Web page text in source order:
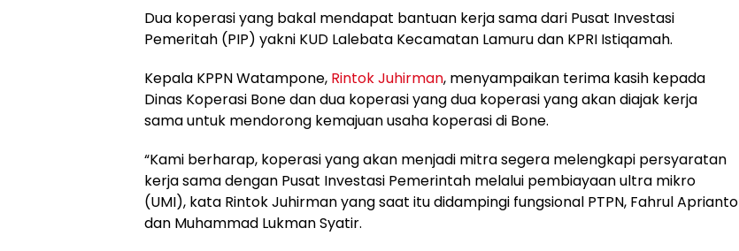
Dua koperasi yang bakal mendapat bantuan kerja sama dari Pusat Investasi
Pemeritah (PIP) yakni KUD Lalebata Kecamatan Lamuru dan KPRI Istiqamah.
Kepala KPPN Watampone, Rintok Juhirman, menyampaikan terima kasih kepada
Dinas Koperasi Bone dan dua koperasi yang dua koperasi yang akan diajak kerja
sama untuk mendorong kemajuan usaha koperasi di Bone.
“Kami berharap, koperasi yang akan menjadi mitra segera melengkapi persyaratan
kerja sama dengan Pusat Investasi Pemerintah melalui pembiayaan ultra mikro
(UMI), kata Rintok Juhirman yang saat itu didampingi fungsional PTPN, Fahrul Aprianto
dan Muhammad Lukman Syatir.